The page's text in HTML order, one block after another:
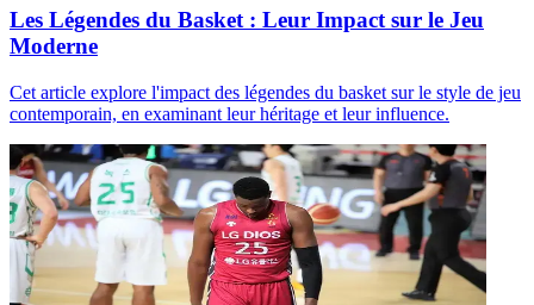
Les Légendes du Basket : Leur Impact sur le Jeu
Moderne
Cet article explore l'impact des légendes du basket sur le style de jeu
contemporain, en examinant leur héritage et leur influence.